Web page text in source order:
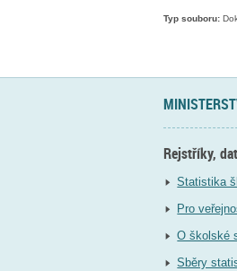
Typ souboru:
Rejstříky,
Statistika
Pro
O školské
Sběry